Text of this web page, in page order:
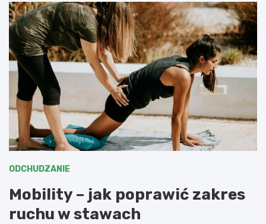
ODCHUDZANIE
Mobility – jak poprawić zakres
ruchu w stawach